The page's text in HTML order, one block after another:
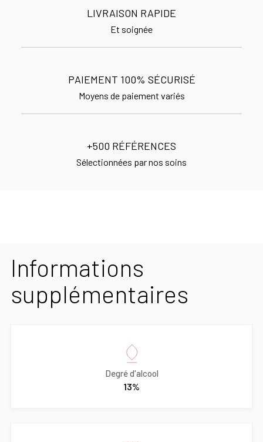
LIVRAISON RAPIDE
Et soignée
PAIEMENT 100% SÉCURISÉ
Moyens de paiement variés
+500 RÉFÉRENCES
Sélectionnées par nos soins
Informations
supplémentaires
Degré d'alcool
13%